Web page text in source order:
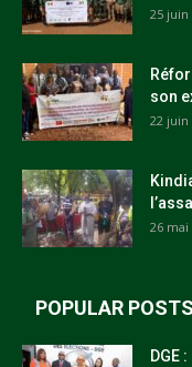
25 juin
son
22 juin
26 mai
POPULAR POSTS
DGE